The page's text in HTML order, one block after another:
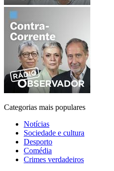
Categorias mais populares
Notícias
Sociedade e cultura
Desporto
Comédia
Crimes verdadeiros